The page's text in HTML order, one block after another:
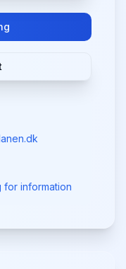
for information